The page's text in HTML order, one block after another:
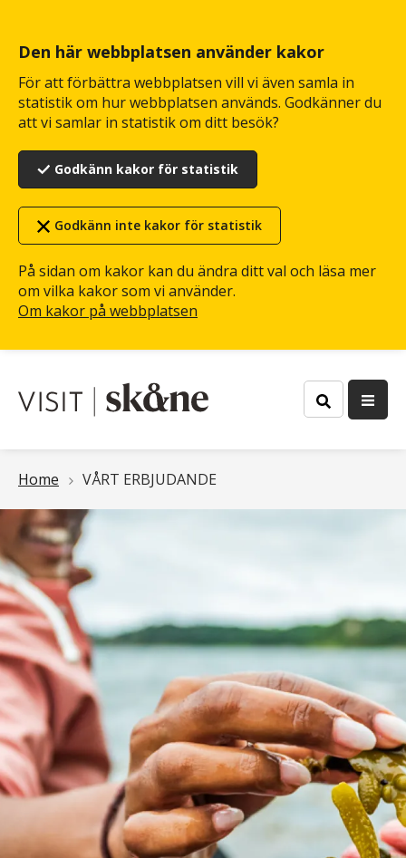
Den här webbplatsen använder kakor
För att förbättra webbplatsen vill vi även samla in
statistik om hur webbplatsen används. Godkänner du
att vi samlar in statistik om ditt besök?
Godkänn kakor för statistik
Godkänn inte kakor för statistik
På sidan om kakor kan du ändra ditt val och läsa mer
om vilka kakor som vi använder.
Om kakor på webbplatsen
huvudinnehåll
Länkstig
Home VÅRT ERBJUDANDE